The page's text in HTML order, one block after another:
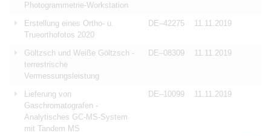
Photogrammetrie-Workstation
Erstellung eines Ortho- u.
Trueorthofotos 2020
DE–42275 11.11.2019
Göltzsch und Weiße Göltzsch -
terrestrische
Vermessungsleistung
DE–08309 11.11.2019
Lieferung von
Gaschromatografen -
Analytisches GC-MS-System
mit Tandem MS
DE–10099 11.11.2019